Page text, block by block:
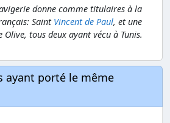
donne comme titulaires à la
Saint Vincent de Paul, et une
tous deux ayant vécu à Tunis.
ayant porté le même